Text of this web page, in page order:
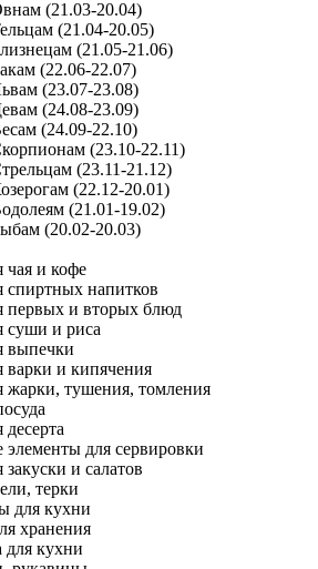
(21.03-20.04)
(21.04-20.05)
(21.05-21.06)
(22.06-22.07)
(23.07-23.08)
(24.08-23.09)
(24.09-22.10)
(23.10-22.11)
(23.11-21.12)
(22.12-20.01)
(21.01-19.02)
(20.02-20.03)
чая и кофе
спиртных напитков
первых и вторых блюд
суши и риса
выпечки
варки и кипячения
жарки, тушения, томления
для сервировки
и салатов
терки
для кухни
хранения
для кухни